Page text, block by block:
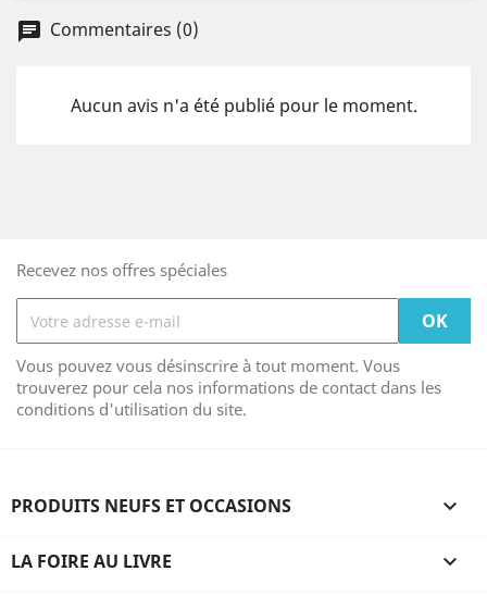
Commentaires (0)
Aucun avis n'a été publié pour le moment.
Recevez nos offres spéciales
Vous pouvez vous désinscrire à tout moment. Vous
trouverez pour cela nos informations de contact dans les
conditions d'utilisation du site.
PRODUITS NEUFS ET OCCASIONS 
LA FOIRE AU LIVRE 